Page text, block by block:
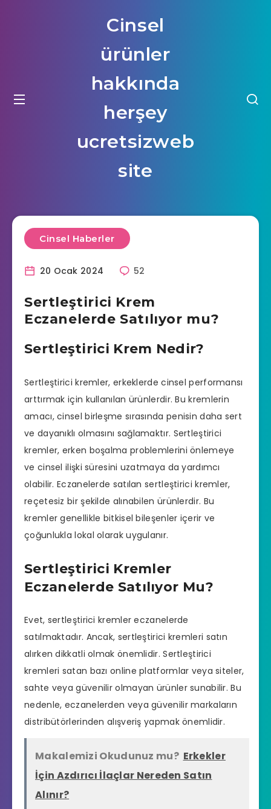
Cinsel
ürünler
hakkında
herşey
ucretsizweb
site
Cinsel Haberler
20 Ocak 2024 52
Sertleştirici Krem
Eczanelerde Satılıyor mu?
Sertleştirici Krem Nedir?
Sertleştirici kremler, erkeklerde cinsel performansı
arttırmak için kullanılan ürünlerdir. Bu kremlerin
amacı, cinsel birleşme sırasında penisin daha sert
ve dayanıklı olmasını sağlamaktır. Sertleştirici
kremler, erken boşalma problemlerini önlemeye
ve cinsel ilişki süresini uzatmaya da yardımcı
olabilir. Eczanelerde satılan sertleştirici kremler,
reçetesiz bir şekilde alınabilen ürünlerdir. Bu
kremler genellikle bitkisel bileşenler içerir ve
çoğunlukla lokal olarak uygulanır.
Sertleştirici Kremler
Eczanelerde Satılıyor Mu?
Evet, sertleştirici kremler eczanelerde
satılmaktadır. Ancak, sertleştirici kremleri satın
alırken dikkatli olmak önemlidir. Sertleştirici
kremleri satan bazı online platformlar veya siteler,
sahte veya güvenilir olmayan ürünler sunabilir. Bu
nedenle, eczanelerden veya güvenilir markaların
distribütörlerinden alışveriş yapmak önemlidir.
Makalemizi Okudunuz mu? Erkekler
İçin Azdırıcı İlaçlar Nereden Satın
Alınır?